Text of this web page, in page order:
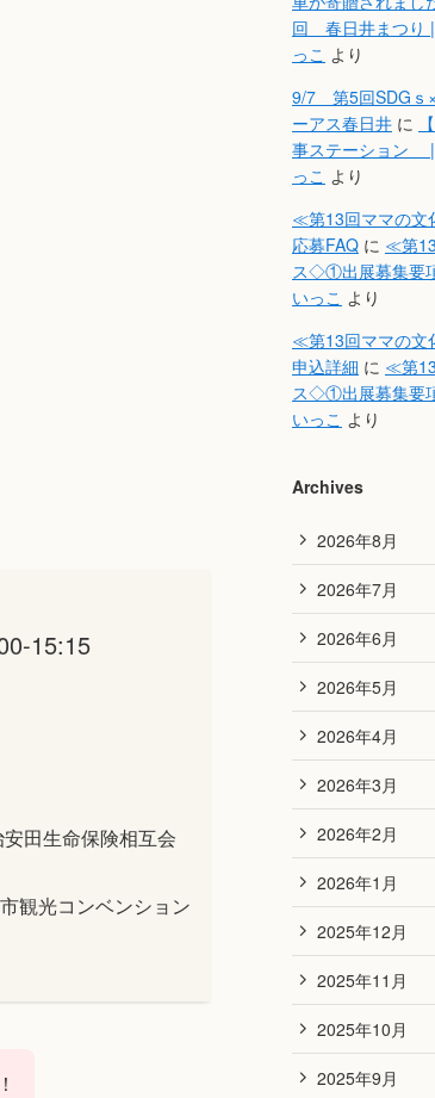
15:15
田生命保険相互会
光コンベンション
回 春日井まつり
っこ より
9/7 第5回SDGｓ
ーアス春日井 に
事ステーション |
っこ より
≪第13回ママの
応募FAQ に ≪第
ス◇①出展募集要
いっこ より
≪第13回ママの
申込詳細 に ≪第
ス◇①出展募集要
いっこ より
Archives
2026年8月
2026年7月
2026年6月
2026年5月
2026年4月
2026年3月
2026年2月
2026年1月
2025年12月
2025年11月
2025年10月
2025年9月